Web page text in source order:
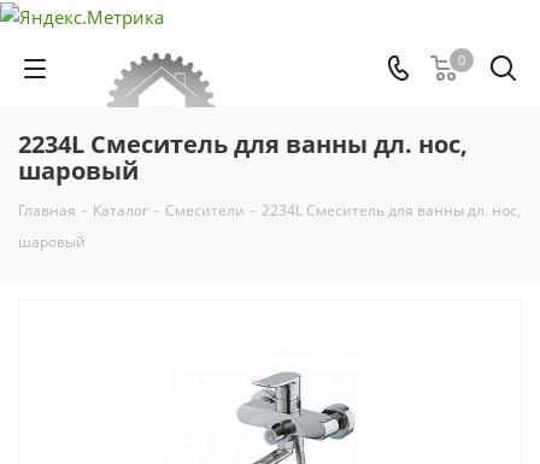
0
2234L Смеситель для ванны дл. нос,
шаровый
Главная - Каталог - Смесители - 2234L Смеситель для ванны дл. нос,
шаровый